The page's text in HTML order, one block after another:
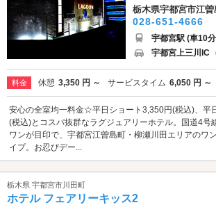
栃木県宇都宮市江曽
028-651-4666
宇都宮駅 (車10
宇都宮上三川IC
料金 休憩 3,350 円 ～ サービスタイム 6,050 円 ～
安心の全室均一料金☆平日ショート3,350円(税込)、平
(税込)とコスパ抜群なラグジュアリーホテル。国道4号
ワンが目印で、宇都宮江曽島町・柳瀬川田エリアのワ
イプ。お忍びデー...
栃木県 宇都宮市川田町
ホテル フェアリーキッス2